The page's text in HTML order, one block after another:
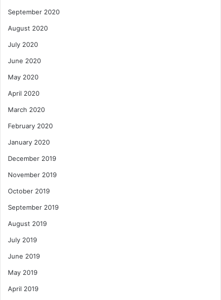
September 2020
August 2020
July 2020
June 2020
May 2020
April 2020
March 2020
February 2020
January 2020
December 2019
November 2019
October 2019
September 2019
August 2019
July 2019
June 2019
May 2019
April 2019